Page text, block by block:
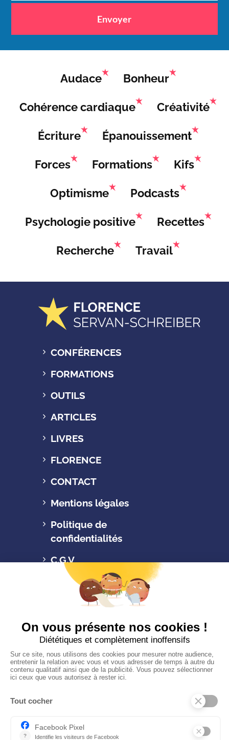
Envoyer
Audace Bonheur
Cohérence cardiaque Créativité
Écriture Épanouissement
Forces Formations Kifs
Optimisme Podcasts
Psychologie positive Recettes
Recherche Travail
CONFÉRENCES
FORMATIONS
OUTILS
ARTICLES
LIVRES
FLORENCE
CONTACT
Mentions légales
Politique de
confidentialités
C.G.V
Suivez-nous
CONTACTEZ-NOUS
Florence Servan-Schreiber © 2026